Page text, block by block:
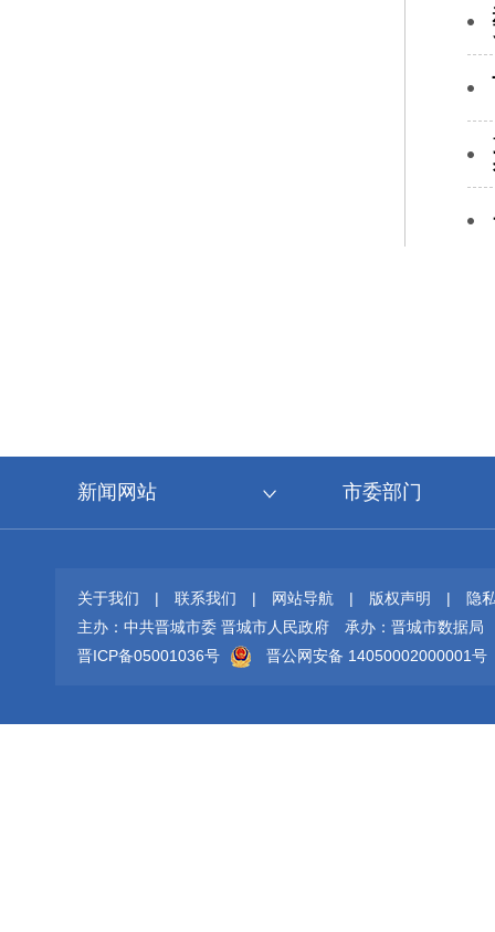
新闻网站 市委部门
关于我们 | 联系我们 | 网站导航 | 版权声明 |
隐
主办：中共晋城市委 晋城市人民政府
承办：晋城市数据局
晋ICP备05001036号
晋公网安备 14050002000001号